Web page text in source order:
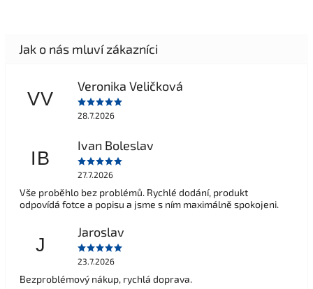
VV
Veronika Veličková
28.7.2026
IB
Ivan Boleslav
27.7.2026
Vše proběhlo bez problémů. Rychlé dodání, produkt
odpovídá fotce a popisu a jsme s ním maximálně spokojeni.
J
Jaroslav
23.7.2026
Bezproblémový nákup, rychlá doprava.